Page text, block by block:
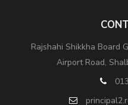
Rajshahi Shikkha Board
Airport Road,